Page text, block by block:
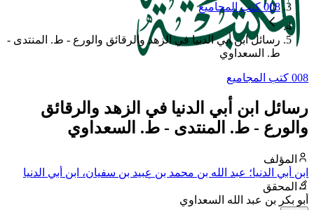
008 كتب المجاميع
رسائل ابن أبي الدنيا في الزهد والرقائق والورع - ط. المنتدى -
ط. السعداوي
008 كتب المجاميع
رسائل ابن أبي الدنيا في الزهد والرقائق
والورع - ط. المنتدى - ط. السعداوي
المؤلف
ابن أبي الدنيا؛ عبد الله بن محمد بن عبيد بن سفيان، ابن أبي الدنيا
القرشي الأموي، مولاهم، البغدادي، أبو بكر
المحقق
أبو بكر بن عبد الله السعداوي